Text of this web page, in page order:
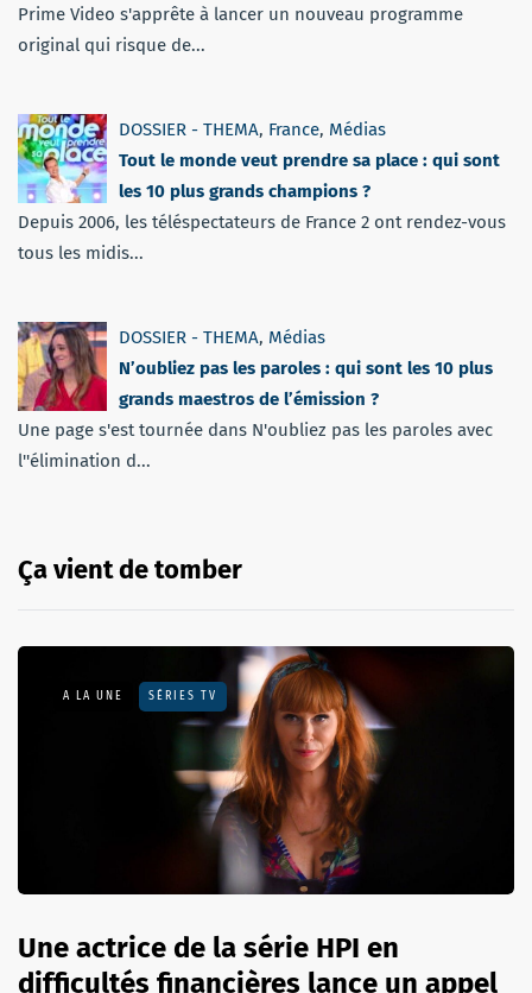
Prime Video s'apprête à lancer un nouveau programme
original qui risque de...
DOSSIER - THEMA, France, Médias
Tout le monde veut prendre sa place : qui sont
les 10 plus grands champions ?
Depuis 2006, les téléspectateurs de France 2 ont rendez-vous
tous les midis...
DOSSIER - THEMA, Médias
N’oubliez pas les paroles : qui sont les 10 plus
grands maestros de l’émission ?
Une page s'est tournée dans N'oubliez pas les paroles avec
l''élimination d...
Ça vient de tomber
A LA UNE SÉRIES TV
Une actrice de la série HPI en
difficultés financières lance un appel